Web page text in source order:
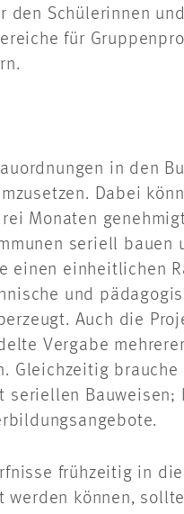
den Schülerinnen
für
in den
Dabei
Monaten
seriell bauen
einen einheitlichen
und
Auch die
Vergabe
Gleichzeitig brauche
seriellen Bauweisen;
frühzeitig in die
können,